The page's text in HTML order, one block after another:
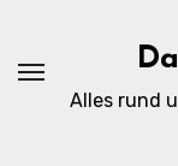
Alles rund